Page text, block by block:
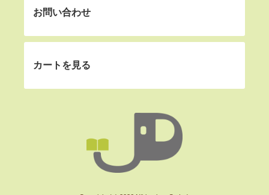
お問い合わせ
カートを見る